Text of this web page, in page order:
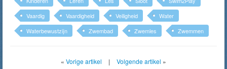
Vaardig
Vaardigheid Veiligheid
Water
Waterbewustzijn
Zwembad Zwemles Zwemmen
« Vorige artikel | Volgende artikel »